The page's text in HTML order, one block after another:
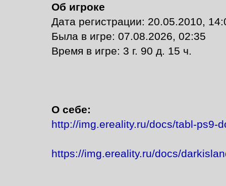
Об игроке
Дата регистрации: 20.05.2010,
Былa в игре: 07.08.2026, 02:35
Время в игре: 3 г. 90 д. 15 ч.
О себе:
http://img.ereality.ru/docs/tabl-ps9-
https://img.ereality.ru/docs/